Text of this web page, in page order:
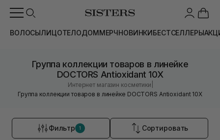
ВОЛОСЫЛИЦОТЕЛОДОММЕРЧНОВИНКИБЕСТСЕЛЛЕРЫ
Группа коллекции товаров в линейке
DOCTORS Antioxidant 10X
Интернет магазин косметики
Группа коллекции товаров в линейке DOCTORS Antioxidant 10X
Фильтр 1 Сортировать